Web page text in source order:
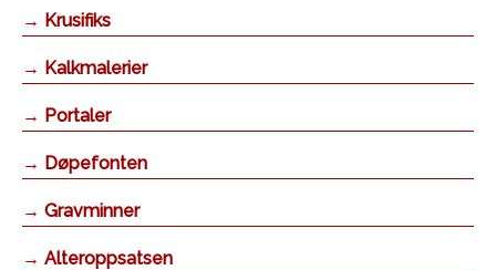
→ Krusifiks
→ Kalkmalerier
→ Portaler
→ Døpefonten
→ Gravminner
→ Alteroppsatsen